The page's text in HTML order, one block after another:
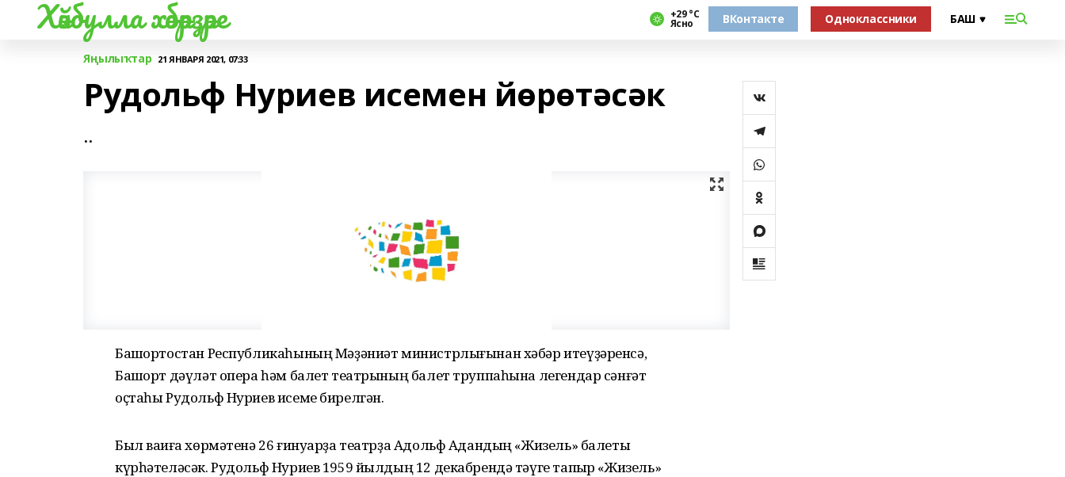
Хәйбулла хәбәрҙәре +29 °С
Ясно ВКонтакте Одноклассники
Яңылыҡтар 21 ЯНВАРЯ 2021, 07:33
Рудольф Нуриев исемен йөрөтәсәк
..
Башҡортостан Республикаһының Мәҙәниәт министрлығынан хәбәр итеүҙәренсә,
Башҡорт дәүләт опера һәм балет театрының балет труппаһына легендар сәнғәт
оҫтаһы Рудольф Нуриев исеме бирелгән.
Был ваҡиға хөрмәтенә 26 ғинуарҙа театрҙа Адольф Адандың «Жизель» балеты
күрһәтеләсәк. Рудольф Нуриев 1959 йылдың 12 декабрендә тәүге тапҡыр «Жизель»